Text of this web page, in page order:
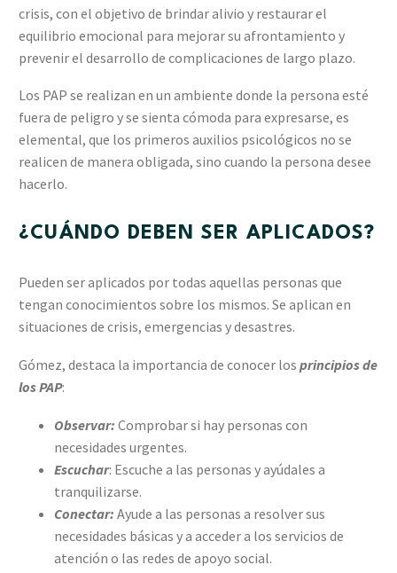
crisis, con el objetivo de brindar alivio y restaurar el
equilibrio emocional para mejorar su afrontamiento y
prevenir el desarrollo de complicaciones de largo plazo.
Los PAP se realizan en un ambiente donde la persona esté
fuera de peligro y se sienta cómoda para expresarse, es
elemental, que los primeros auxilios psicológicos no se
realicen de manera obligada, sino cuando la persona desee
hacerlo.
¿CUÁNDO DEBEN SER APLICADOS?
Pueden ser aplicados por todas aquellas personas que
tengan conocimientos sobre los mismos. Se aplican en
situaciones de crisis, emergencias y desastres.
Gómez, destaca la importancia de conocer los principios de
los PAP:
Observar: Comprobar si hay personas con
necesidades urgentes.
Escuchar: Escuche a las personas y ayúdales a
tranquilizarse.
Conectar: Ayude a las personas a resolver sus
necesidades básicas y a acceder a los servicios de
atención o las redes de apoyo social.